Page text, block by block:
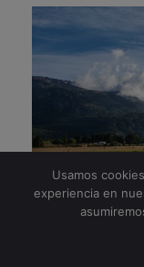
Usamos
experiencia en